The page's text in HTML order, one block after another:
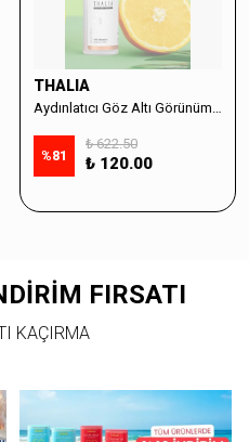
THALIA
%81
₺ 622.50
₺ 120.00
FIRSATI
KAÇIRMA